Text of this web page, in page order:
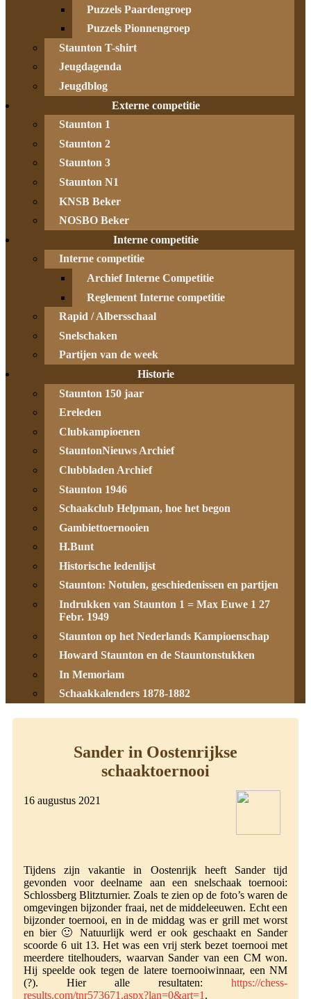
Puzzels Paardengroep
Puzzels Pionnengroep
Staunton T-shirt
Jeugdagenda
Jeugdblog
Externe competitie
Staunton 1
Staunton 2
Staunton 3
Staunton N1
KNSB Beker
NOSBO Beker
Interne competitie
Interne competitie
Archief Interne Competitie
Reglement Interne competitie
Rapid / Albersschaal
Snelschaken
Partijen van de week
Historie
Staunton 150 jaar
Ereleden
Clubkampioenen
StauntonNieuws Archief
Clubbladen Archief
Staunton 1946
Schaakclub Helpman, hoe het begon
Gambiettoernooien
H.Bunt
Historische ledenlijst
Staunton: Notulen, geschiedenissen en partijen
Indrukken van Staunton 1 = Max Euwe 1 27
Febr. 1949
Staunton op het Nederlands Kampioenschap
Howard Staunton en de Stauntonstukken
In Memoriam
Schaakkalenders 1878-1882
Sander in Oostenrijkse
schaaktoernooi
16 augustus 2021
Tijdens zijn vakantie in Oostenrijk heeft Sander tijd
gevonden voor deelname aan een snelschaak toernooi:
Schlossberg Blitzturnier. Zoals te zien op de foto’s waren de
omgevingen bijzonder fraai, net de middeleeuwen. Echt een
bijzonder toernooi, en in de middag was er grill met worst
en bier 🙂 Natuurlijk werd er ook geschaakt en Sander
scoorde 6 uit 13. Het was een vrij sterk bezet toernooi met
meerdere titelhouders, waarvan Sander van een CM won.
Hij speelde ook tegen de latere toernooiwinnaar, een NM
(?). Hier alle resultaten: https://chess-
results.com/tnr573671.aspx?lan=0&art=1 .